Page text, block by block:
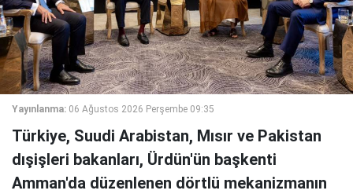
Yayınlanma: 06 Ağustos 2026 Perşembe 09:35
Türkiye, Suudi Arabistan, Mısır ve Pakistan
dışişleri bakanları, Ürdün'ün başkenti
Amman'da düzenlenen dörtlü mekanizmanın